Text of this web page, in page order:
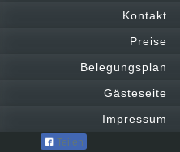
Kontakt
Preise
Belegungsplan
Gästeseite
Impressum
Teilen